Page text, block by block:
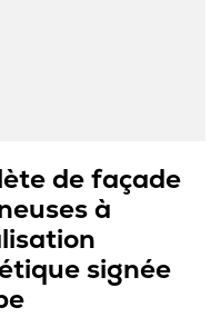
de façade
à
signée